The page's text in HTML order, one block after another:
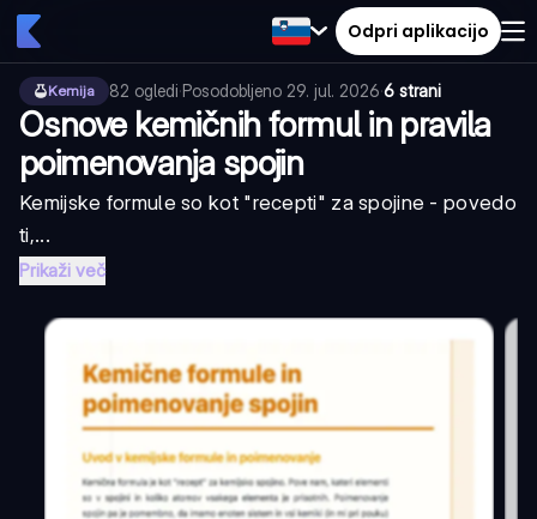
Odpri aplikacijo
Kemija 82 ogledi·Posodobljeno 29. jul. 2026·6 strani
Osnove kemičnih formul in pravila
poimenovanja spojin
Kemijske formule so kot "recepti" za spojine - povedo
ti,...
Prikaži več